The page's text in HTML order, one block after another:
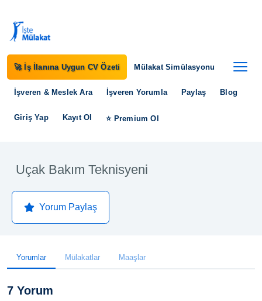
🚀 İş İlanına Uygun CV Özeti Mülakat Simülasyonu
İşveren & Meslek Ara İşveren Yorumla Paylaş Blog
Giriş Yap Kayıt Ol ⭐ Premium Ol
Uçak Bakım Teknisyeni
Yorum Paylaş
Yorumlar Mülakatlar Maaşlar
7 Yorum